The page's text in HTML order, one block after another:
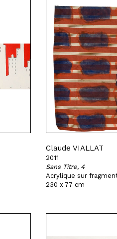
Claude VIALLAT
2011
Sans Titre, 4
Acrylique sur
230 x 77 cm